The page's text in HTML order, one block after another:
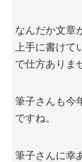
なんだか文章
上手に書けて
で仕方ありま
筆子さんも今
ですね。
筆子さんに幸